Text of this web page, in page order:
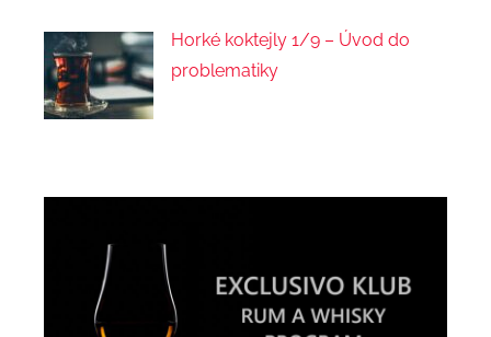
Horké koktejly 1/9 – Úvod do
problematiky